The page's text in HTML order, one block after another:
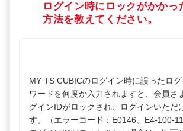
ログイン時にロックがかかっ
方法を教えてください。
MY TS CUBICのログイン時に誤ったロ
ワードを何度か入力されますと、会員さ
グインIDがロックされ、ログインいただ
す。（エラーコード：E0146、E4-100-11